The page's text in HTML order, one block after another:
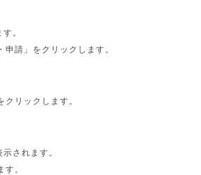
。
申請」をクリックします。
クリックします。
されます。
。